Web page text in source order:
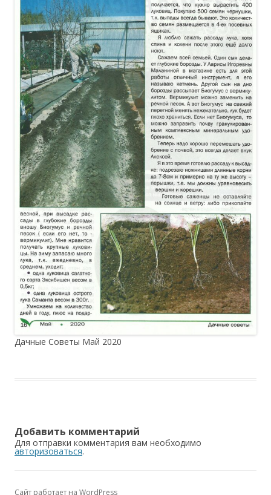
Дачные Советы Май 2020
Добавить комментарий
Для отправки комментария вам необходимо
авторизоваться.
Сайт работает на WordPress